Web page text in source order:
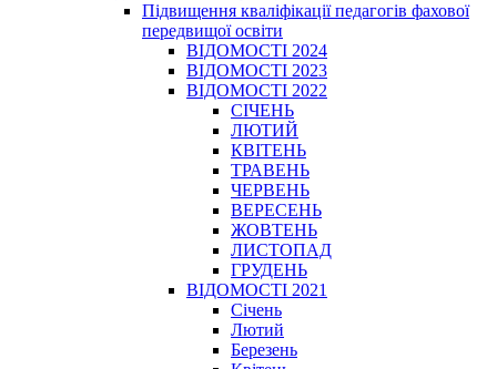
Підвищення кваліфікації педагогів фахової
передвищої освіти
ВІДОМОСТІ 2024
ВІДОМОСТІ 2023
ВІДОМОСТІ 2022
СІЧЕНЬ
ЛЮТИЙ
КВІТЕНЬ
ТРАВЕНЬ
ЧЕРВЕНЬ
ВЕРЕСЕНЬ
ЖОВТЕНЬ
ЛИСТОПАД
ГРУДЕНЬ
ВІДОМОСТІ 2021
Січень
Лютий
Березень